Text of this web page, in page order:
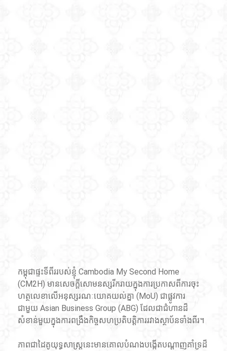
កម្ពុជាផ្ទះទីពីររបស់ខ្ញុំ Cambodia My Second Home
(CM2H) មានសេចក្តីសោមនស្សរីករាយក្នុងការប្រកាសពីការចុះ
ហត្ថលេខាលើអនុស្សរណៈយោគយល់គ្នា (MoU) ជាផ្លូវការ
ជាមួយ Asian Business Group (ABG) ដែលជាជំហានដ៏
សំខាន់មួយក្នុងការពង្រឹងកិច្ចសហប្រតិបត្តិការរវាងស្ថាប័នទាំងពីរ។
ភាពជាដៃគូយុទ្ធសាស្ត្រនេះមានគោលបំណងបង្កើតបណ្តាញគាំទ្រដ៏